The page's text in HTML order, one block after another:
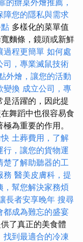
的辦桌外燴推薦，
障您的隱私與需求
多樣化的菜單值
麵條，鏡頭或新鮮
過程更簡單 如何處
司，專業滅鼠技術
外燴，讓您的活動
變換 成立公司，專
是活躍的，因此提
舞蹈中也很容易食
為重要的作用。
土葬費用，了解
行，讓您的貨物運
楚了解助聽器的工
務 醫美皮膚科，提
，幫您解決家務煩
長者安享晚年 搜尋
都成為難忘的盛宴
了真正的美食體
找到最適合的冷凍